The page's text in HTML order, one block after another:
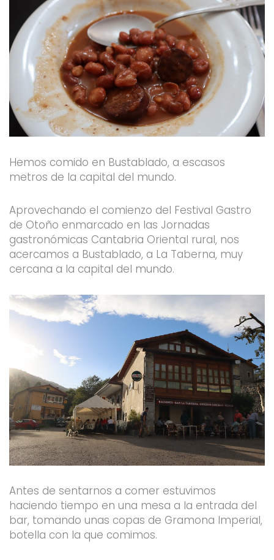
Hemos comido en Bustablado, a escasos
metros de la capital del mundo.
Aprovechando el comienzo del Festival Gastro
de Otoño enmarcado en las Jornadas
gastronómicas Cantabria Oriental rural, nos
acercamos a Bustablado, a La Taberna, muy
cercana a la capital del mundo.
Antes de sentarnos a comer estuvimos
haciendo tiempo en una mesa a la entrada del
bar, tomando unas copas de Gramona Imperial,
botella con la que comimos.